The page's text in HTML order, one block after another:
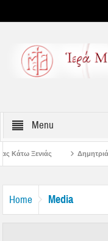
Menu
Ιγνάτιος: «Όποιος
Home Media